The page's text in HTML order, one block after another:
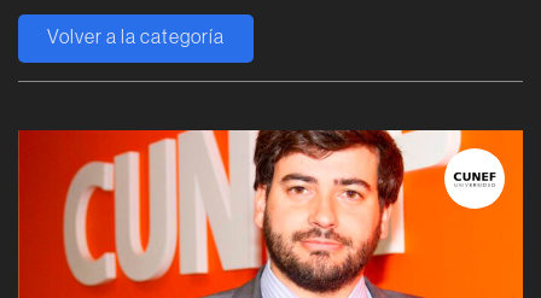
Volver a la categoría